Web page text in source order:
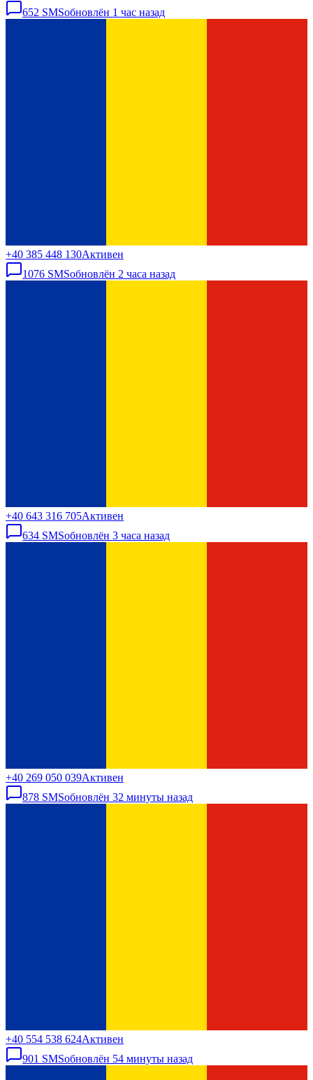
652 SMSобновлён 1 час назад
+40 385 448 130Активен
1076 SMSобновлён 2 часа назад
+40 643 316 705Активен
634 SMSобновлён 3 часа назад
+40 269 050 039Активен
878 SMSобновлён 32 минуты назад
+40 554 538 624Активен
901 SMSобновлён 54 минуты назад